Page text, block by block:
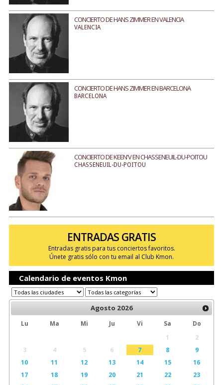
CONCIERTO DE HANS ZIMMER EN VALENCIA
VALENCIA
CONCIERTO DE HANS ZIMMER EN BARCELONA
BARCELONA
CONCIERTO DE KEEN'V EN CHASSENEUIL-DU-POITOU
CHASSENEUIL-DU-POITOU
ENTRADAS GRATIS
Entradas gratis para tus conciertos favoritos.
Únete gratis sólo con tu email al Club Kmon.
Calendario de eventos Kmon
Agosto 2026
Lu Ma Mi Ju Vi Sa
Do
1
2
3
4 5 6 7 8
9
10
11 12 13 14 15
16
17
18 19 20 21 22
23